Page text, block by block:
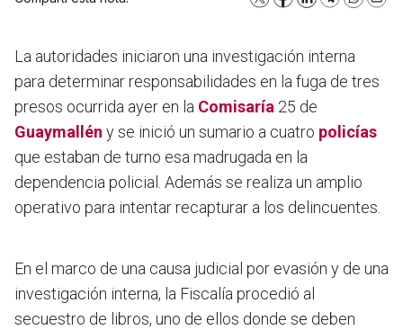
La autoridades iniciaron una investigación interna
para determinar responsabilidades en la fuga de tres
presos ocurrida ayer en la Comisaría 25 de
Guaymallén y se inició un sumario a cuatro policías
que estaban de turno esa madrugada en la
dependencia policial. Además se realiza un amplio
operativo para intentar recapturar a los delincuentes.
En el marco de una causa judicial por evasión y de una
investigación interna, la Fiscalía procedió al
secuestro de libros, uno de ellos donde se deben